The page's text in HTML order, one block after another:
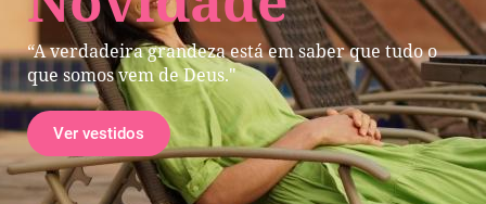
“A verdadeira grandeza está em saber que tudo o
que somos vem de Deus."
Ver vestidos